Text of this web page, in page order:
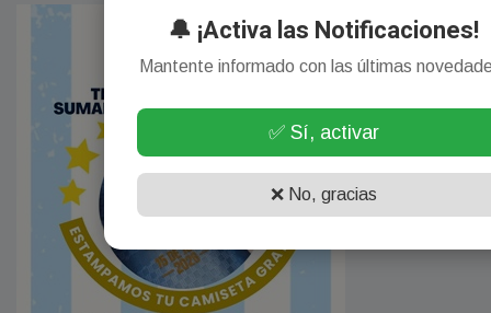
🔔 ¡Activa las Notificaciones!
Mantente informado con las últimas
✅ Sí, activar
❌ No, gracias